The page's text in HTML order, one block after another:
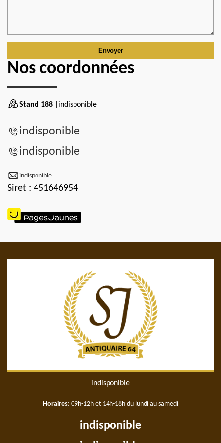
Nos coordonnées
Stand 188 |indisponible
indisponible
indisponible
indisponible
Siret : 451646954
indisponible
Horaires: 09h-12h et 14h-18h du lundi au samedi
indisponible